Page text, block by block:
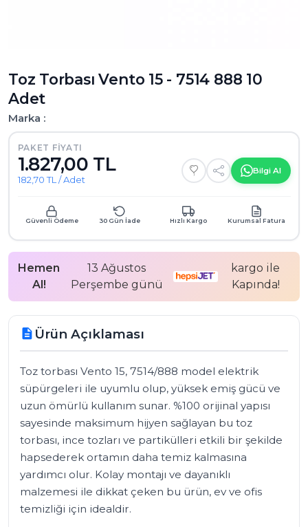
Toz Torbası Vento 15 - 7514 888 10
Adet
Marka :
PAKET FIYATI
1.827,00 TL
182,70 TL / Adet
Bilgi Al
Güvenli Ödeme 30 Gün İade Hızlı Kargo Kurumsal Fatura
Hemen
Al!
13 Ağustos
Perşembe günü
kargo ile
Kapında!
description Ürün Açıklaması
Toz torbası Vento 15, 7514/888 model elektrik
süpürgeleri ile uyumlu olup, yüksek emiş gücü ve
uzun ömürlü kullanım sunar. %100 orijinal yapısı
sayesinde maksimum hijyen sağlayan bu toz
torbası, ince tozları ve partikülleri etkili bir şekilde
hapsederek ortamın daha temiz kalmasına
yardımcı olur. Kolay montajı ve dayanıklı
malzemesi ile dikkat çeken bu ürün, ev ve ofis
temizliği için idealdir.